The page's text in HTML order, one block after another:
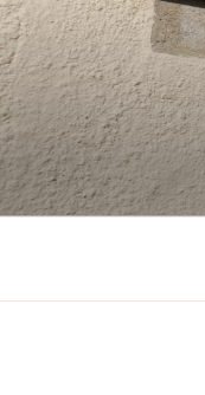
Aller
au
contenu
principal